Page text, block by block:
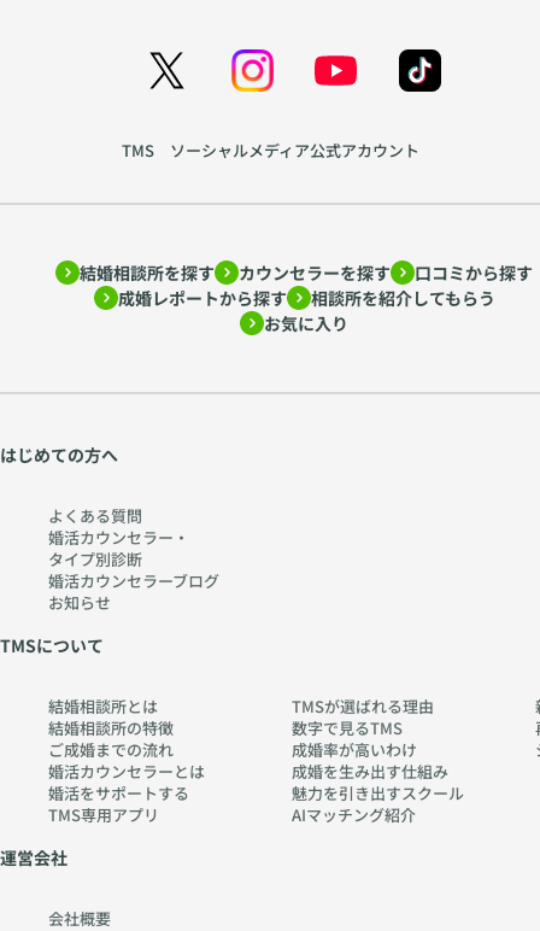
TMS ソーシャルメディア公式アカウント
結婚相談所を探す カウンセラーを探す
口コミから探す
成婚レポートから探す
相談所を紹介してもらう
お気に入り
はじめての方へ
よくある質問
婚活カウンセラー・
タイプ別診断
婚活カウンセラーブログ
お知らせ
TMSについて
結婚相談所とは
結婚相談所の特徴
ご成婚までの流れ
婚活カウンセラーとは
婚活をサポートする
TMS専用アプリ
TMSが選ばれる理由
数字で見るTMS
成婚率が高いわけ
成婚を生み出す仕組み
魅力を引き出すスクール
AIマッチング紹介
運営会社
会社概要